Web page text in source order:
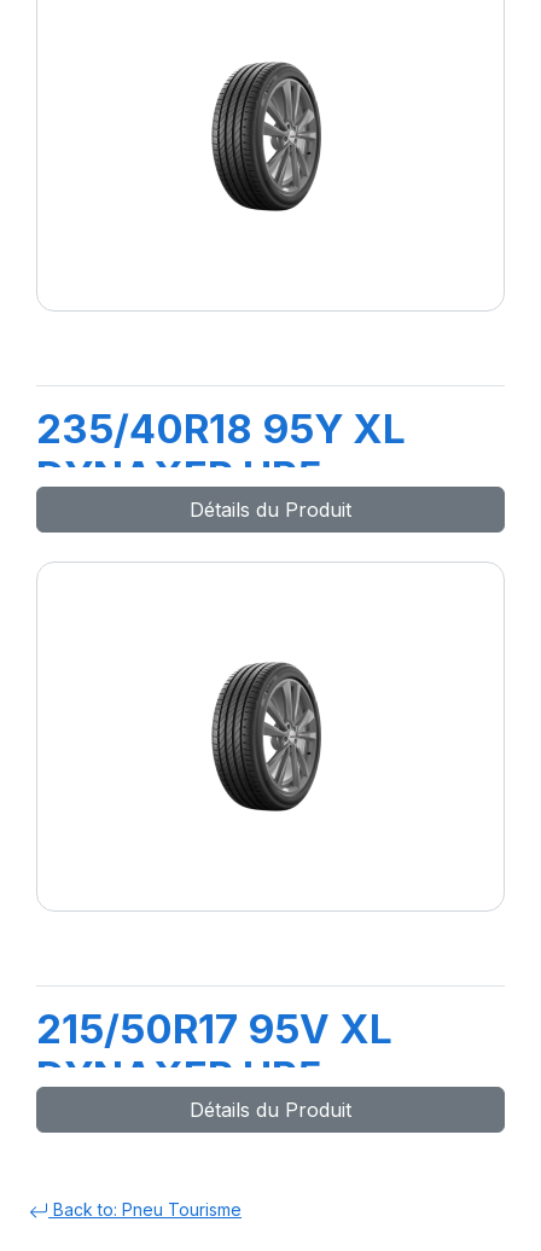
235/40R18 95Y XL
DYNAXER HP5
Détails du Produit
215/50R17 95V XL
DYNAXER HP5
Détails du Produit
Back to: Pneu Tourisme